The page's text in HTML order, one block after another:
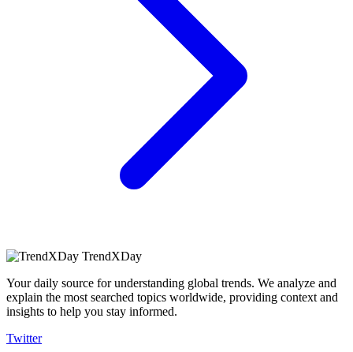
TrendXDay
Your daily source for understanding global trends. We analyze and
explain the most searched topics worldwide, providing context and
insights to help you stay informed.
Twitter